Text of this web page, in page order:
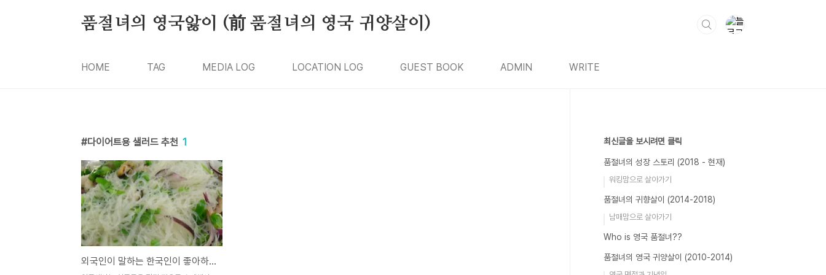
품절녀의 영국앓이 (前 품절녀의 영국 귀양살이)
HOME TAG MEDIA LOG LOCATION LOG GUEST BOOK ADMIN WRITE
다이어트용 샐러드 추천 1
외국인이 말하는 한국인이 좋아하는 샐러드
최신글을 보시려면 클릭
품절녀의 성장 스토리 (2018 - 현재)
워킹맘으로 살아가기
품절녀의 귀향살이 (2014-2018)
남매맘으로 살아가기
Who is 영국 품절녀??
품절녀의 영국 귀양살이 (2010-2014)